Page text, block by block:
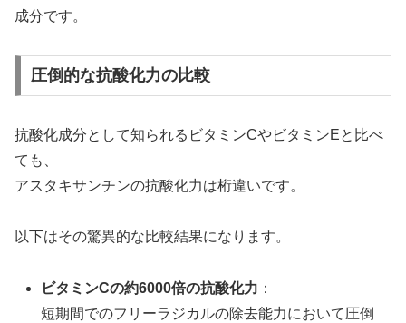
成分です。
圧倒的な抗酸化力の比較
抗酸化成分として知られるビタミンCやビタミンEと比べ
ても、
アスタキサンチンの抗酸化力は桁違いです。
以下はその驚異的な比較結果になります。
ビタミンCの約6000倍の抗酸化力 ：
短期間でのフリーラジカルの除去能力において圧倒